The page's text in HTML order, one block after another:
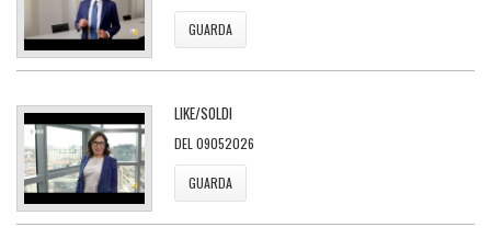
GUARDA
LIKE/SOLDI
DEL 09052026
GUARDA